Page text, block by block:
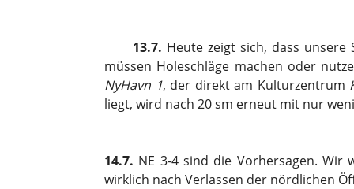
13.7. Heute zeigt sich, dass
müssen Holeschläge machen oder
NyHavn 1, der direkt am Kulturzentrum
liegt, wird nach 20 sm erneut mit nur
14.7. NE 3-4 sind die Vorhersagen. Wir
wirklich nach Verlassen der nördlichen